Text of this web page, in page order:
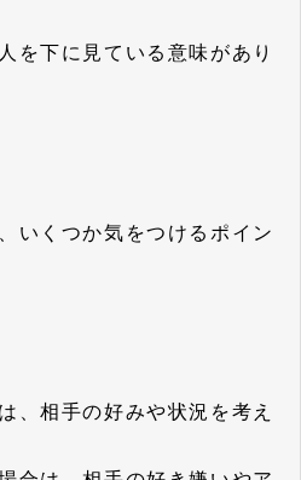
を下に見ている意味があり
いくつか気をつけるポイン
、相手の好みや状況を考え